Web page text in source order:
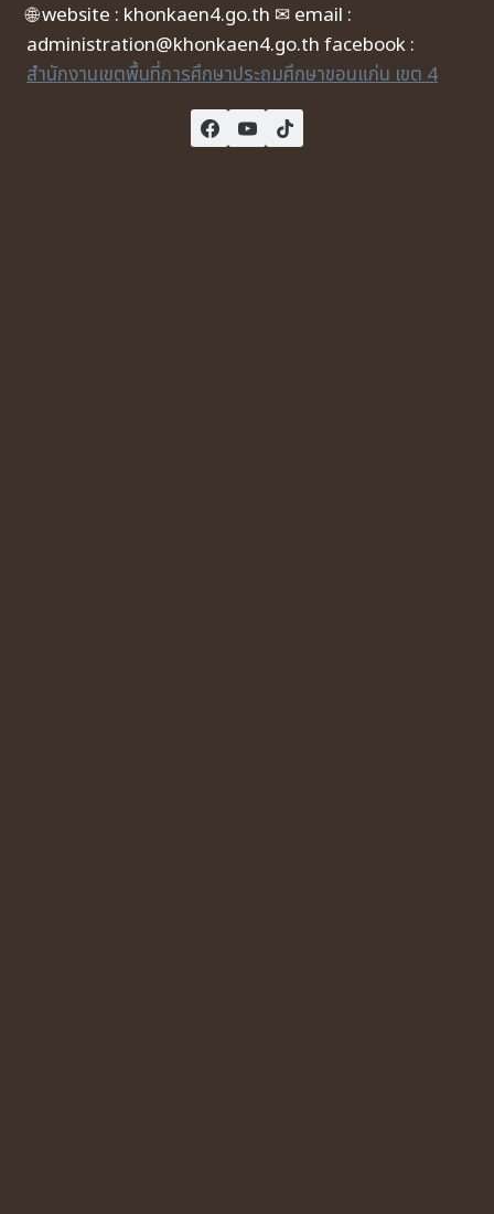
🌐 website : khonkaen4.go.th ✉ email :
administration@khonkaen4.go.th facebook :
สำนักงานเขตพื้นที่การศึกษาประถมศึกษาขอนแก่น เขต 4